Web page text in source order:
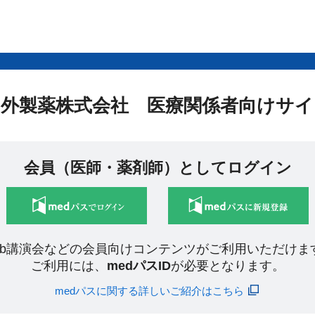
製薬株式会社 医療関係者向けサ
会員（医師・薬剤師）としてログイン
講演会などの会員向けコンテンツがご利用いただけま
ご利用には、 medパスIDが必要となります。
medパスに関する詳しいご紹介はこちら